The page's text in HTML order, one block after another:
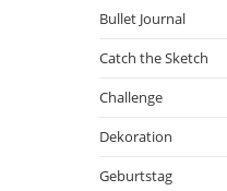
Bullet Journal
Catch the Sketch
Challenge
Dekoration
Geburtstag